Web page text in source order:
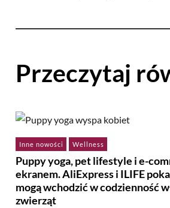
Przeczytaj
Inne nowości Wellness
Puppy yoga, pet lifestyle i e-
ekranem. AliExpress i ILIFE
mogą wchodzić w codzienność
zwierząt